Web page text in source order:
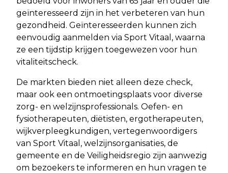
geïnteresseerd zijn in het verbeteren van hun
gezondheid. Geïnteresseerden kunnen zich
eenvoudig aanmelden via Sport Vitaal, waarna
ze een tijdstip krijgen toegewezen voor hun
vitaliteitscheck.
De markten bieden niet alleen deze check,
maar ook een ontmoetingsplaats voor diverse
zorg- en welzijnsprofessionals. Oefen- en
fysiotherapeuten, diëtisten, ergotherapeuten,
wijkverpleegkundigen, vertegenwoordigers
van Sport Vitaal, welzijnsorganisaties, de
gemeente en de Veiligheidsregio zijn aanwezig
om bezoekers te informeren en hun vragen te